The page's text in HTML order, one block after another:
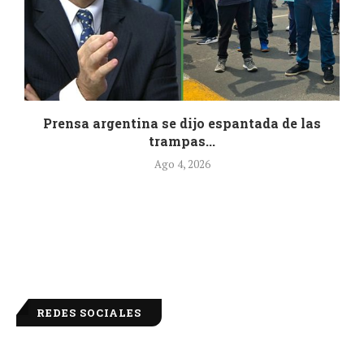
Prensa argentina se dijo espantada de las
trampas...
Ago 4, 2026
REDES SOCIALES